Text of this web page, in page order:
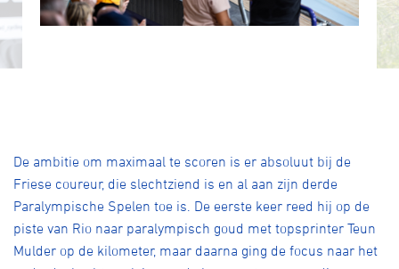
De ambitie om maximaal te scoren is er absoluut bij de
Friese coureur, die slechtziend is en al aan zijn derde
Paralympische Spelen toe is. De eerste keer reed hij op de
piste van Rio naar paralympisch goud met topsprinter Teun
Mulder op de kilometer, maar daarna ging de focus naar het